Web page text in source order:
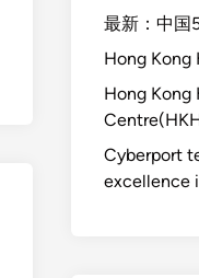
最新：中国
Hong Kong
Hong Kong
Cyberport
excellence